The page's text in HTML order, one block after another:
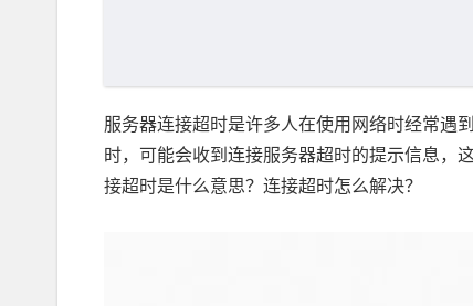
服务器连接超时是许多人在使用网络时经常遇
时，可能会收到连接服务器超时的提示信息，
接超时是什么意思？连接超时怎么解决？